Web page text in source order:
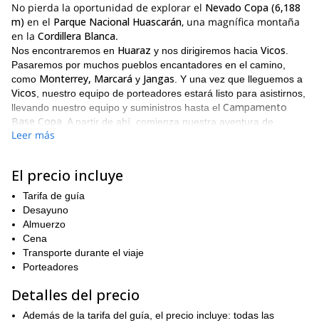
No pierda la oportunidad de explorar el Nevado Copa (6,188
m) en el Parque Nacional Huascarán, una magnífica montaña
en la Cordillera Blanca.
Nos encontraremos en Huaraz y nos dirigiremos hacia Vicos
Pasaremos por muchos pueblos encantadores en el camino,
como Monterrey, Marcará y Jangas . Y una vez que lleguemos a
Vicos , nuestro equipo de porteadores estará listo para asistirnos,
llevando nuestro equipo y suministros hasta el Campamento
Base Copa . A partir de ahí, comienza nuestra aventura de
senderismo. Así que durante aproximadamente 5 horas
Urus.
Después de una buena noche de sueño bajo un deslumbrante
manto de estrellas y un desayuno nutritivo, nos dirigiremos a
Campamento 1
Copa.Al llegar, nos equiparemos y nos pondremos los
crampones para continuar durante aproximadamente 1 hora
más. Finalmente, cuando lleguemos a
deHuascarán, Vallunarajuy todo el
Huaylas.
Leer más
El precio incluye
Tarifa de guía
Desayuno
Almuerzo
Cena
Transporte durante el viaje
Porteadores
Detalles del precio
Además de la tarifa del guía, el precio incluye: todas las